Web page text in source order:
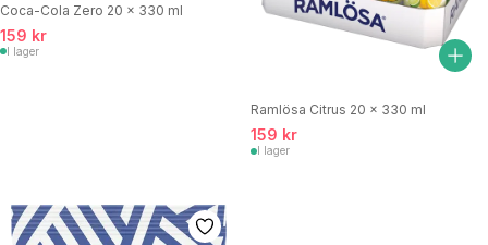
Coca-Cola Zero 20 x 330 ml
159 kr
I lager
Ramlösa Citrus 20 x 330 ml
159 kr
I lager